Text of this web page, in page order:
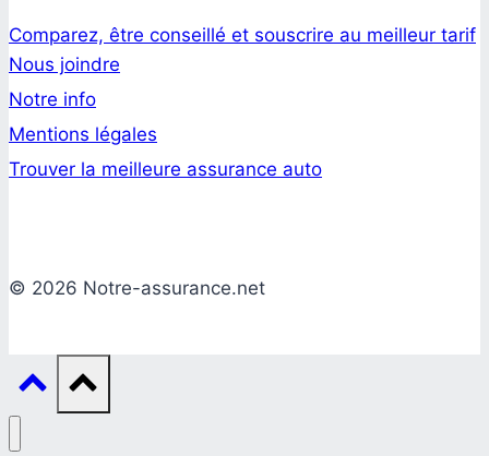
Comparez, être conseillé et souscrire au meilleur tarif
Nous joindre
Notre info
Mentions légales
Trouver la meilleure assurance auto
© 2026 Notre-assurance.net